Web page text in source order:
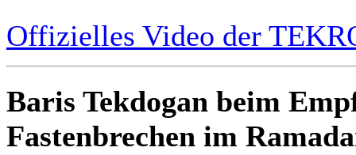
Offizielles Video der
Baris Tekdogan beim
Fastenbrechen im